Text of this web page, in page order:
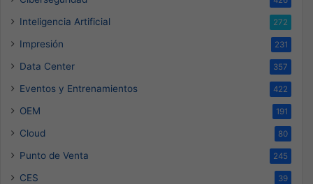
Inteligencia Artificial 272
Impresión 231
Data Center 357
Eventos y Entrenamientos 422
OEM 191
Cloud 80
Punto de Venta 245
CES 39